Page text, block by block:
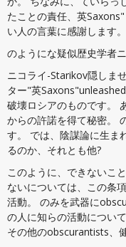
たことの責任、英
い人の言葉に感謝します。
のようにな疑似歴史学者
ニコライ-Starikov隠しま
ター"英
破壊ロシアのものです。
からの許諾を得て秘密。
す。 では、陰謀論に生
るのか、それとも他?
このように、できないこ
ないについては、この条
活動。 のみを武器に
の人に知らの活動につい
その他のobscurantists、